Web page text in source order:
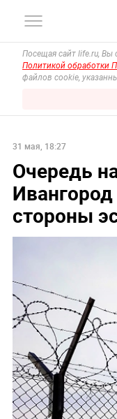
Посещая сайт life.ru, Вы
Политикой обработки
файлов cookie,
31 мая, 18:27
Очередь
стороны